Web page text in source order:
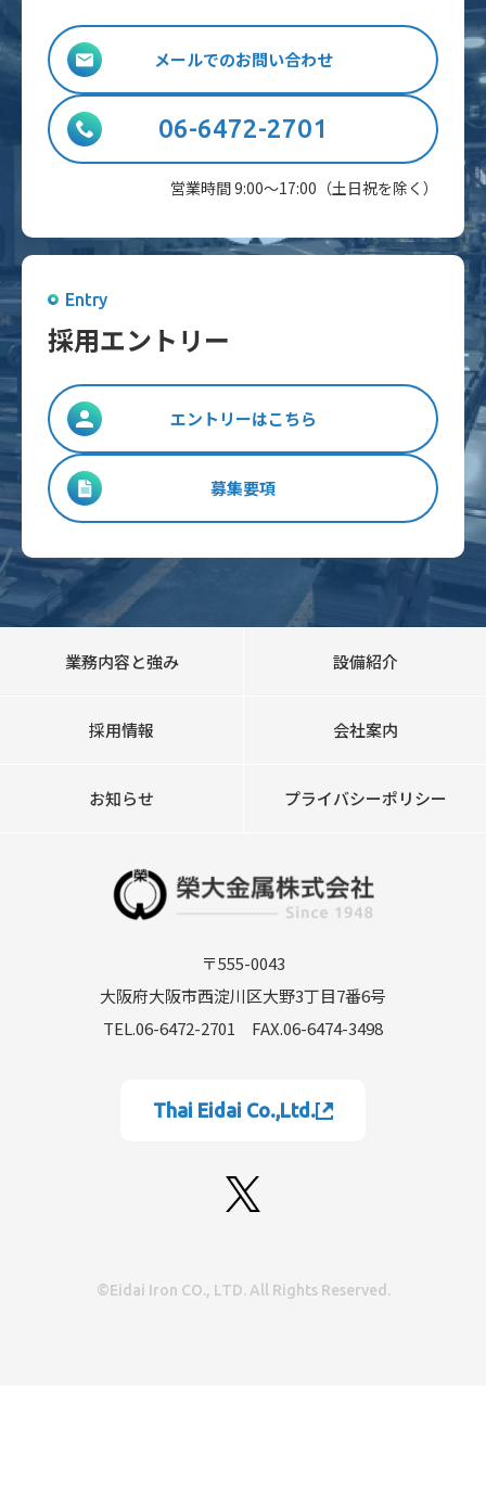
メールでのお問い合わせ
06-6472-2701
営業時間 9:00～17:00（土日祝を除く）
Entry
採用エントリー
エントリーはこちら
募集要項
業務内容と強み 設備紹介
採用情報 会社案内
お知らせ プライバシーポリシー
〒555-0043
大阪府大阪市西淀川区大野3丁目7番6号
TEL.06-6472-2701 FAX.06-6474-3498
Thai Eidai Co.,Ltd.
©Eidai Iron CO., LTD. All Rights Reserved.